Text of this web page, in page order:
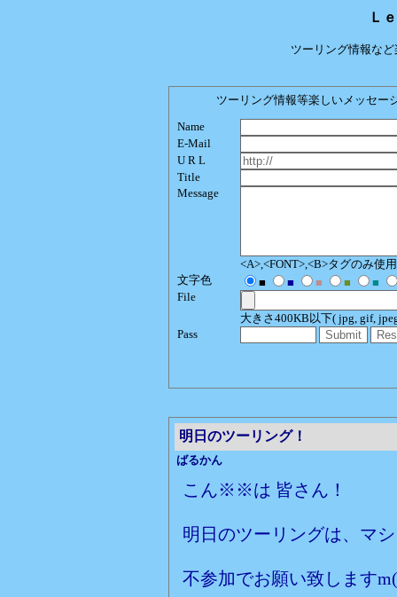
Ｌ
ツーリング情報な
ツーリング情報等楽しいメッセー
Name
E-Mail
U R L
Title
Message
<A>,<FONT>,<B>タグのみ使
文字色
■ ■ ■ ■
■
File
大きさ400KB以下( jpg, gif,
Pass
明日のツーリング！
ばるかん
こん※※は 皆さん！
明日のツーリングは、マ
不参加でお願い致します